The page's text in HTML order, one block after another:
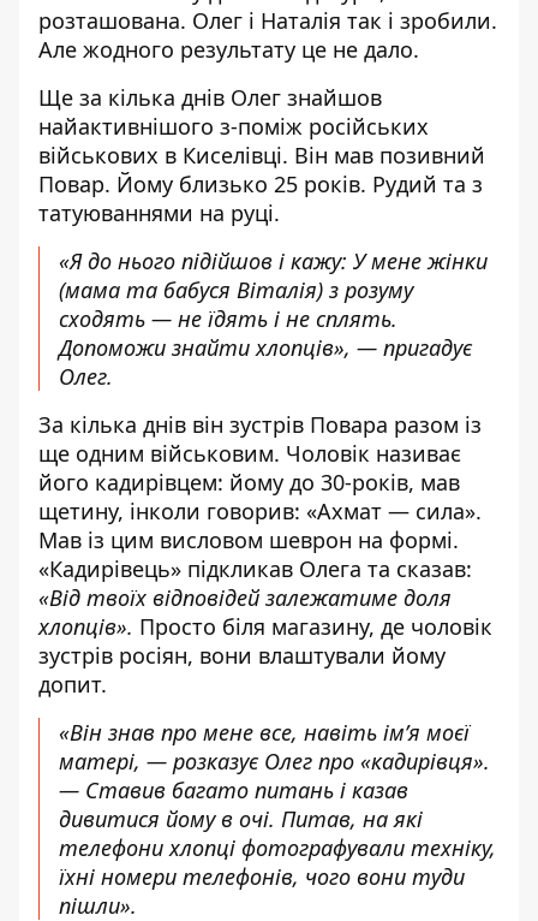
розташована. Олег і Наталія так і зробили.
Але жодного результату це не дало.
Ще за кілька днів Олег знайшов
найактивнішого з-поміж російських
військових в Киселівці. Він мав позивний
Повар. Йому близько 25 років. Рудий та з
татуюваннями на руці.
«Я до нього підійшов і кажу: У мене жінки
(мама та бабуся Віталія) з розуму
сходять — не їдять і не сплять.
Допоможи знайти хлопців», — пригадує
Олег.
За кілька днів він зустрів Повара разом із
ще одним військовим. Чоловік називає
його кадирівцем: йому до 30-років, мав
щетину, інколи говорив: «Ахмат — сила».
Мав із цим висловом шеврон на формі.
«Кадирівець» підкликав Олега та сказав:
«Від твоїх відповідей залежатиме доля
хлопців». Просто біля магазину, де чоловік
зустрів росіян, вони влаштували йому
допит.
«Він знав про мене все, навіть ім’я моєї
матері, — розказує Олег про «кадирівця».
— Ставив багато питань і казав
дивитися йому в очі. Питав, на які
телефони хлопці фотографували техніку,
їхні номери телефонів, чого вони туди
пішли».